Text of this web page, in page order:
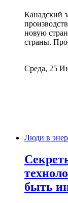
Канадский
новую
страны.
Среда, 25
Люди в
быть